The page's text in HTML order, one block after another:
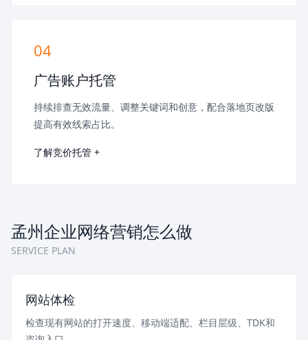
04
广告账户托管
持续排查无效流量、调整关键词和创意，配合落地页改版
提高有效线索占比。
了解竞价托管 +
孟州企业网络营销怎么做
SERVICE PLAN
网站体检
检查现有网站的打开速度、移动端适配、栏目层级、TDK和